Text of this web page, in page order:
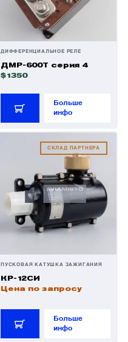
ДИФФЕРЕНЦИАЛЬНОЕ РЕЛЕ
ДМР-600Т серия 4
$1350
Больше
инфо
СКЛАД ПАРТНЕРА
ПУСКОВАЯ КАТУШКА ЗАЖИГАНИЯ
КР-12СИ
Цена по запросу
Больше
инфо